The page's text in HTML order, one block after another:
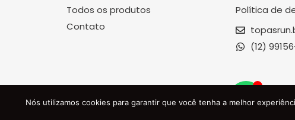
Todos os produtos
Contato
Política de
(12)
TOPAS RUN
Nós utilizamos cookies para garantir que você tenha a melhor